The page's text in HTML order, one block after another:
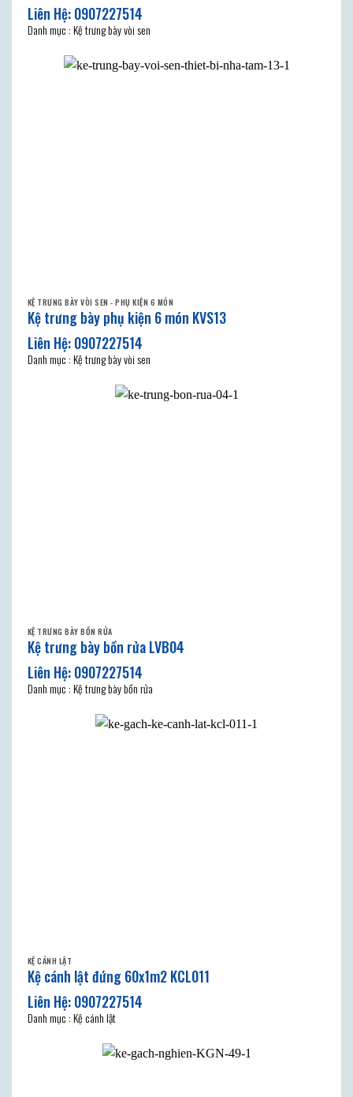
Danh mục : Kệ trưng bày vòi sen
KỆ TRƯNG BÀY VÒI SEN - PHỤ KIỆN 6 MÓN
Kệ trưng bày phụ kiện 6 món KVS13
Danh mục : Kệ trưng bày vòi sen
KỆ TRƯNG BÀY BỒN RỬA
Kệ trưng bày bồn rửa LVB04
Danh mục : Kệ trưng bày bồn rửa
KỆ CÁNH LẬT
Kệ cánh lật đứng 60x1m2 KCL011
Danh mục : Kệ cánh lật